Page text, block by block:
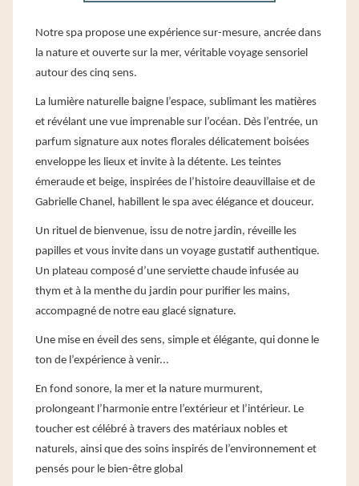
Notre spa propose une expérience sur-mesure, ancrée dans
la nature et ouverte sur la mer, véritable voyage sensoriel
autour des cinq sens.
La lumière naturelle baigne l’espace, sublimant les matières
et révélant une vue imprenable sur l’océan. Dès l’entrée, un
parfum signature aux notes florales délicatement boisées
enveloppe les lieux et invite à la détente. Les teintes
émeraude et beige, inspirées de l’histoire deauvillaise et de
Gabrielle Chanel, habillent le spa avec élégance et douceur.
Un rituel de bienvenue, issu de notre jardin, réveille les
papilles et vous invite dans un voyage gustatif authentique.
Un plateau composé d’une serviette chaude infusée au
thym et à la menthe du jardin pour purifier les mains,
accompagné de notre eau glacé signature.
Une mise en éveil des sens, simple et élégante, qui donne le
ton de l’expérience à venir...
En fond sonore, la mer et la nature murmurent,
prolongeant l’harmonie entre l’extérieur et l’intérieur. Le
toucher est célébré à travers des matériaux nobles et
naturels, ainsi que des soins inspirés de l’environnement et
pensés pour le bien-être global